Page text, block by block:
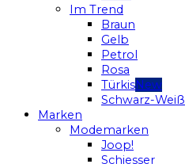
Im Trend
Braun
Gelb
Petrol
Rosa
Türkis
Schwarz-Weiß
Marken
Modemarken
Joop!
Schiesser